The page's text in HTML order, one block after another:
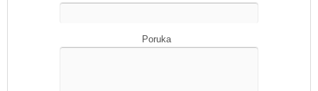
Poruka